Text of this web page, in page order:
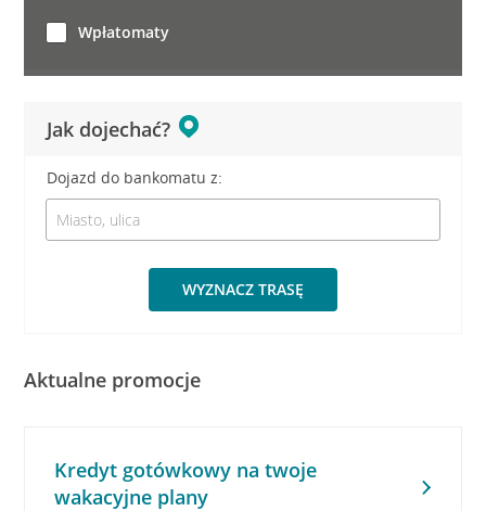
Jak dojechać?
Dojazd do bankomatu z:
WYZNACZ TRASĘ
Wpłatomaty
Aktualne promocje
Kredyt gotówkowy na twoje
wakacyjne plany